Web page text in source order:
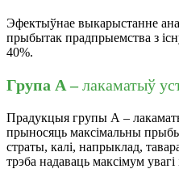
Эфектыўнае выкарыстанне
прыбытак прадпрыемства з
40%.
Група А –лакаматыў
Прадукцыя групы А –
прыносяць максімальны
страты, калі, напрыклад,
трэба надаваць максімум